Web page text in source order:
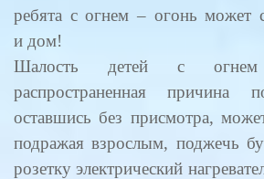
ребята с огнем – огонь может
и дом!
Шалость детей с
распространенная причина
оставшись без присмотра,
подражая взрослым, поджечь
розетку электрический